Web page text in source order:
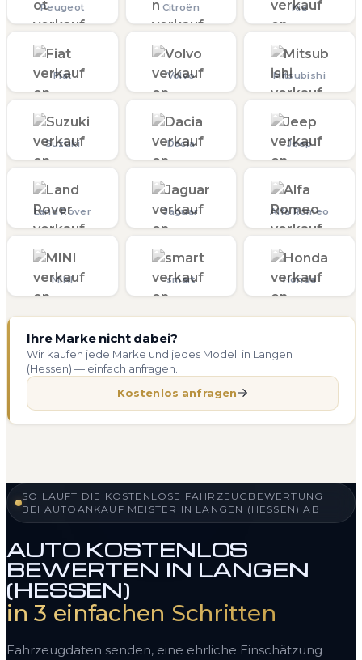
Peugeot Citroën Kia
Fiat Volvo Mitsubishi
Suzuki Dacia Jeep
Land Rover Jaguar Alfa Romeo
MINI smart Honda
Ihre Marke nicht dabei?
Wir kaufen jede Marke und jedes Modell in Langen
(Hessen) — einfach anfragen.
Kostenlos anfragen
SO LÄUFT DIE KOSTENLOSE FAHRZEUGBEWERTUNG
BEI AUTOANKAUF MEISTER IN LANGEN (HESSEN) AB
AUTO KOSTENLOS
BEWERTEN IN LANGEN
(HESSEN)
in 3 einfachen Schritten
Fahrzeugdaten senden, eine ehrliche Einschätzung